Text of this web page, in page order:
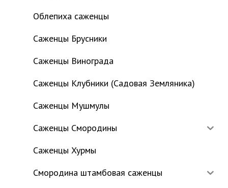
Облепиха саженцы
Саженцы Брусники
Саженцы Винограда
Саженцы Клубники (Садовая Земляника)
Саженцы Мушмулы
Саженцы Смородины
Саженцы Хурмы
Смородина штамбовая саженцы